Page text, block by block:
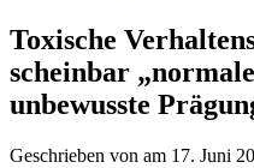
Toxische
scheinbar
unbewusste
Geschrieben von am 17. Juni